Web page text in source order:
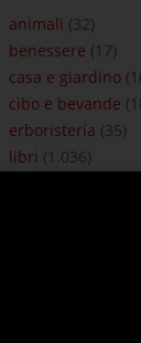
animali (32)
benessere (17)
casa e giardino
cibo e bevande
erboristeria (35)
libri (1.036)